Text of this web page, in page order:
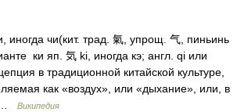
иногда чи(кит. трад. 氣, упрощ. 气, пиньинь
ки яп. 気 ki, иногда кэ; англ. qi или
в традиционной китайской культуре,
как «воздух», или «дыхание», или, в
…
Википедия